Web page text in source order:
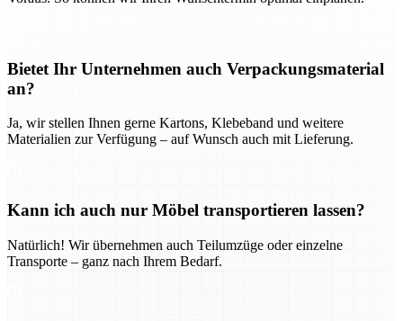
Bietet Ihr Unternehmen auch Verpackungsmaterial
an?
Ja, wir stellen Ihnen gerne Kartons, Klebeband und weitere
Materialien zur Verfügung – auf Wunsch auch mit Lieferung.
Kann ich auch nur Möbel transportieren lassen?
Natürlich! Wir übernehmen auch Teilumzüge oder einzelne
Transporte – ganz nach Ihrem Bedarf.